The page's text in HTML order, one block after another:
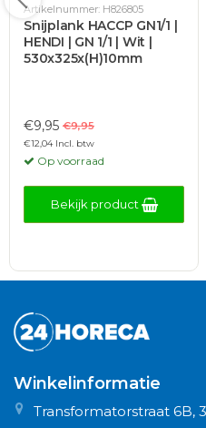
Artikelnummer: H826805
Snijplank HACCP GN1/1 |
HENDI | GN 1/1 | Wit |
530x325x(H)10mm
€9,95 €9,95
€12,04 Incl. btw
Op voorraad
Bekijk product
Winkelinformatie
Transformatorstraat 6B,